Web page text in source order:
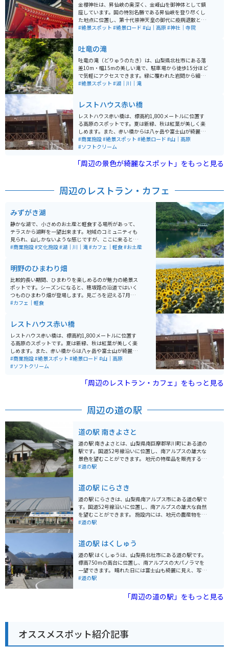
金櫻神社は、昇仙峡の奥深く、金峰山を御神体として鎮
座しています。国の特別名勝である昇仙峡を登り尽くし
た地点に位置し、第十代崇神天皇の御代に疫病退散と万
民息災の祈願のために創建されました。美しい自然環境
訪れることで、自然の力強さと神聖な雰囲気を同時に感
じることができるのでオススメです。駐車場もあり、車
やバイクで行けます。歴史が古いのに綺麗な神社です。
山にあるので敷地が階段と坂になっています。敷地内全
部回ると少し疲れるかもしれません。
#絶景スポット #絶景ロード #山｜高原#神社｜寺院
吐竜の滝
吐竜の滝（どりゅうのたき）は、山梨県北杜市にある落
差10m・幅15mの美しい滝で、駐車場から徒歩15分ほど
で気軽にアクセスできます。緑に覆われた岩間から細い
流れが幾重にも落ちる姿は神秘的で、「竜が吐く滝」の
がら自然散策が楽しめます。 さらに進めば、紅葉で有名
な東沢大橋（赤い橋）へも通じ、半日ほどのハイキング
にも最適。道は比較的歩きやすく、バイクで訪れる場合
も駐車しやすいポイントがあり、ツーリング途中の立ち
寄りにもおすすめです。
#絶景スポット #湖｜川｜滝
レストハウス赤い橋
レストハウス赤い橋は、標高約1,800メートルに位置す
る高原のスポットです。夏は新緑、秋は紅葉が美しく楽
しめます。また、赤い橋からは八ヶ岳や富士山が綺麗に
見えるため、橋下を上空から眺めることができる貴重な
スポットです。 レストハウス赤い橋では、有名なソフト
ます。
#商業施設#絶景スポット #絶景ロード #山｜高原
#ソフトクリーム
「周辺の景色が綺麗なスポット」をもっと見る
周辺のレストラン・カフェ
みずがき湖
静かな湖で、小さめのお土産と軽食する場所があって、
テラスから湖畔を一望出来ます。地域のコミュニティも
見られ、山しかないような感じですが、ここに来るとそ
の奥行きを感じられて心地良い場所です。 また、道中の
#商業施設#文化施設#湖｜川｜滝#カフェ｜軽食#お土産
明野のひまわり畑
比較的長い期間、ひまわりを楽しめるのが魅力の絶景ス
ポットです。シーズンになると、穂坂路の沿道ではいく
つものひまわり畑が登場します。見ごろを迎える7月下旬
から8月中旬頃にかけては、明野のひまわり畑を中心に
#カフェ｜軽食
レストハウス赤い橋
レストハウス赤い橋は、標高約1,800メートルに位置す
る高原のスポットです。夏は新緑、秋は紅葉が美しく楽
しめます。また、赤い橋からは八ヶ岳や富士山が綺麗に
見えるため、橋下を上空から眺めることができる貴重な
スポットです。 レストハウス赤い橋では、有名なソフト
#商業施設#絶景スポット #絶景ロード #山｜高原
#ソフトクリーム
「周辺のレストラン・カフェ」をもっと見る
周辺の道の駅
道の駅 南きよさと
道の駅 南きよさとは、山梨県南巨摩郡早川町にある道の
駅です。国道52号線沿いに位置し、南アルプスの雄大な
景色を望むことができます。 地元の特産品を販売する農
産物直売所では、旬の野菜や果物を購入できます。特
料理を楽しむことができます。南アルプスの清流で育っ
たニジマスを使った料理がおすすめです。 バイクツーリ
ングの休憩場所としても最適で、駐車場も広いため安心
して駐車できます。周辺には、温泉施設やキャンプ場な
どもあり、観光拠点としても便利です。
#道の駅
道の駅 にらさき
道の駅 にらさきは、山梨県南アルプス市にある道の駅で
す。国道52号線沿いに位置し、南アルプスの雄大な自然
を望むことができます。 施設内には、地元の農産物をは
じめ、特産品や工芸品などを販売するショップがありま
を使ったそばやうどん、山菜料理などが楽しめます。 バ
イクで訪れる際は、道の駅に併設された駐車場にバイク
専用のスペースがあるので便利です。周辺には、南アル
プスエコーラインや夜叉神峠など、ツーリングに最適な
スポットがたくさんあります。 道の駅 にらさきは、雄大
#道の駅
道の駅 はくしゅう
道の駅 はくしゅうは、山梨県北杜市にある道の駅です。
標高750mの高台に位置し、南アルプスの大パノラマを
一望できます。 晴れた日には富士山も綺麗に見え、写真
撮影や景色を楽しむのに最適なスポットです。地元の特
子などが販売されています。レストランでは、地元の食
材を使った料理を楽しむことができます。 バイクで訪れ
しても、ぜひ立ち寄ってみてください。
#道の駅
「周辺の道の駅」をもっと見る
オススメスポット紹介記事